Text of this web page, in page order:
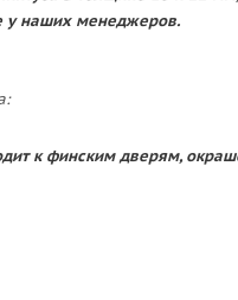
у наших менеджеров.
к финским дверям,